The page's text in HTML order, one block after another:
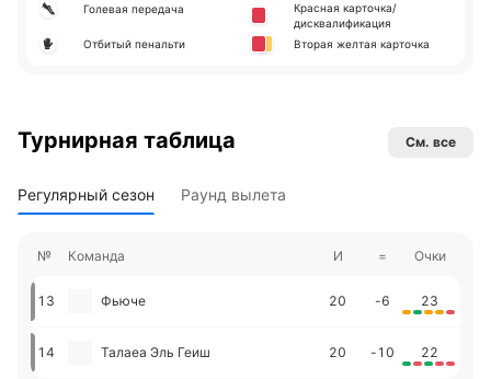
Голевая передача
Отбитый пенальти
Красная карточка/
дисквалификация
Вторая желтая карточка
Турнирная таблица См. все
Регулярный сезон Раунд вылета
№ Команда И = Очки
13 Фьюче 20 -6 23
14 Талаеа Эль Геиш 20 -10 22